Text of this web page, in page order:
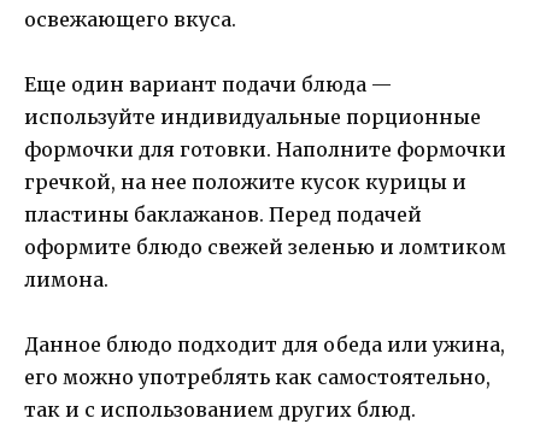
освежающего вкуса.
Еще один вариант подачи блюда —
используйте индивидуальные порционные
формочки для готовки. Наполните формочки
гречкой, на нее положите кусок курицы и
пластины баклажанов. Перед подачей
оформите блюдо свежей зеленью и ломтиком
лимона.
Данное блюдо подходит для обеда или ужина,
его можно употреблять как самостоятельно,
так и с использованием других блюд.